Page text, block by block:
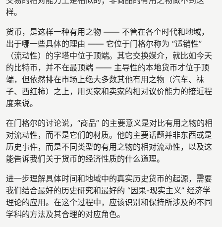
样。
货币，是这样一种有用之物 —— 不管在各个时代和地域，
出于哪一些具体的理由 —— 它位于门格尔称为 “适销性”
（流动性）的字塔中位于顶端。其它交换媒介，就比如今天
的比特币，并不在最顶端 —— 主导性的本地货币才位于顶
端，但依然排在市场上绝大多数其他有用之物（汽车、袜
子、西红柿）之上，用买家和卖家的相对议价能力的接近程
度来说。
在门格尔的讨论说，“商品” 的主要意义是对比有用之物的相
对流动性，而不是它们的材质。他的主要话题并非东西或是
历史事件，而是不同类型的有用之物的相对流动性，以及这
能告诉我们关于货币的经济性质的什么道理。
进一步理解具体时间和地域中的真实历史货币的起源，需要
我们结合最好的历史研究和最好的 “因果-现实主义” 经济学
理论的应用。在这个过程中，应该识别和保持所涉及的不同
学科的方法及其合理的对应角色。